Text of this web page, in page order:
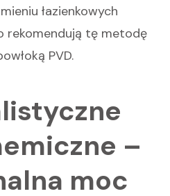
łazienkowych
rekomendują tę metodę
PVD.
–
moc